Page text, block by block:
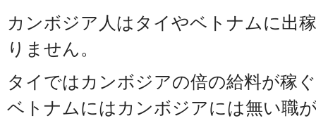
カンボジア人はタイやベトナムに出
りません。
タイではカンボジアの倍の給料が稼
ベトナムにはカンボジアには無い職